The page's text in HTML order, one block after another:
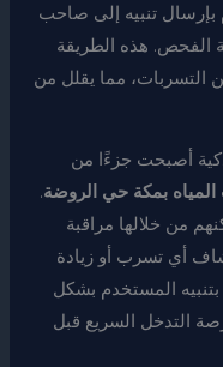
بإرسال تنبيه إلى صاحب
الفحص. هذه الطريقة
مما يقلل من
أصبحت جزءًا من
بمكة حي الروضة.
من خلالها مراقبة
أي تسرب أو زيادة
المستخدم بشكل
التدخل السريع قبل